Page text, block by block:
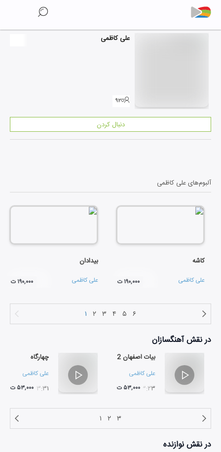
علی کاظمی
۹۲
دنبال کردن
آلبوم‌هایعلی کاظمی
کاشه
علی کاظمی ۱۹۰,۰۰۰ ت
بیدادان
علی کاظمی ۱۹۰,۰۰۰ ت
۱ ۲ ۳ ۴ ۵ ۶
در نقشآهنگسازان
بیات اصفهان 2
علی کاظمی
۱۳:۲۳۵۳,۰۰۰ ت
چهارگاه
علی کاظمی
۱۳:۳۱ ۵۳,۰۰۰ ت
۱ ۲ ۳
در نقشنوازنده